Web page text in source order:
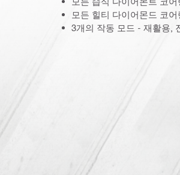
모든 힐티 다이어몬드 코
3개의 작동 모드 - 재활용,